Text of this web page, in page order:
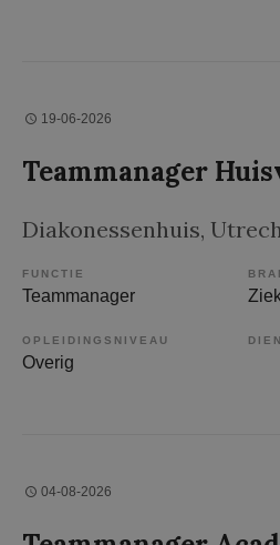
19-06-2026
Teammanager
Diakonessenhuis,
FUNCTIE
Teammanager
OPLEIDINGSNIVEAU
Overig
04-08-2026